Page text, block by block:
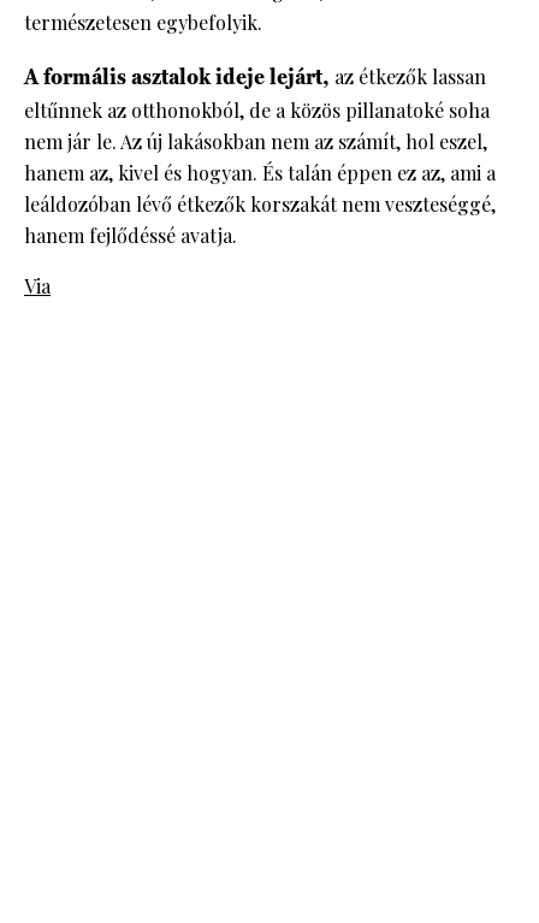
természetesen egybefolyik.
A formális asztalok ideje lejárt, az étkezők lassan
eltűnnek az otthonokból, de a közös pillanatoké soha
nem jár le. Az új lakásokban nem az számít, hol eszel,
hanem az, kivel és hogyan. És talán éppen ez az, ami a
leáldozóban lévő étkezők korszakát nem veszteséggé,
hanem fejlődéssé avatja.
Via